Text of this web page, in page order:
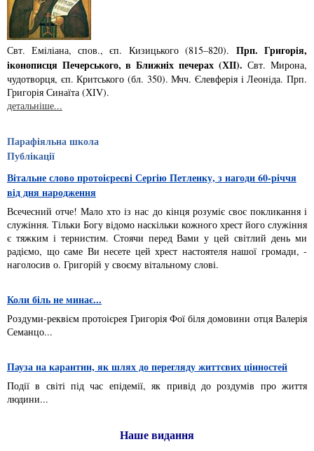
Свт. Емiлiана, спов., єп. Кизицького (815–820). Прп. Григорiя,
iконописця Печер­ського, в Ближнiх печерах (ХІІ). Свт. Мирона,
чудотворця, єп. Критського­ (бл. 350). Мчч. Єлев­ферiя i Леонiда. Прп.
Григорiя Синаїта (ХІV).
детальніше...
Парафіяльна школа
Публікації
Вітальне слово протоієреєві Сергію Петленку, з нагоди 60-річчя
від дня народження
Всечесний отче! Мало хто із нас до кінця розуміє своє покликання і
служіння. Тільки Богу відомо наскільки кожного хрест його служіння
є тяжким і тернистим. Стоячи перед Вами у цей світлий день ми
радіємо, що саме Ви несете цей хрест настоятеля нашої громади, -
наголосив о. Григорій у своєму вітальному слові.
Коли біль не минає...
Роздуми-реквієм протоієрея Григорія Фої біля домовини отця Валерія
Семанцо...
Пауза на карантин, як шлях до перегляду життєвих цінностей
Події в світі під час епідемії, як привід до роздумів про життя
людини...
Наше видання